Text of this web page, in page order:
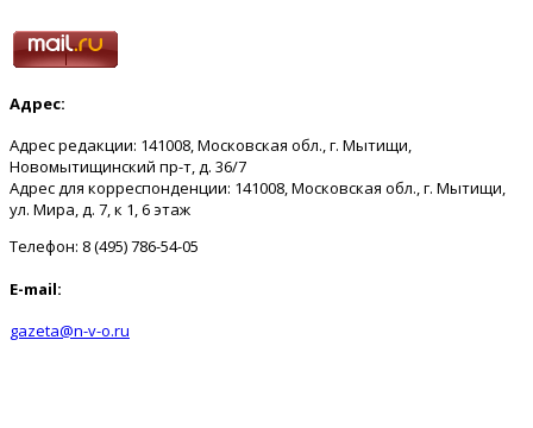
Адрес:
Адрес редакции: 141008, Московская обл., г. Мытищи,
Новомытищинский пр-т, д. 36/7
Адрес для корреспонденции: 141008, Московская обл., г. Мытищи,
ул. Мира, д. 7, к 1, 6 этаж
Телефон: 8 (495) 786-54-05
E-mail:
gazeta@n-v-o.ru